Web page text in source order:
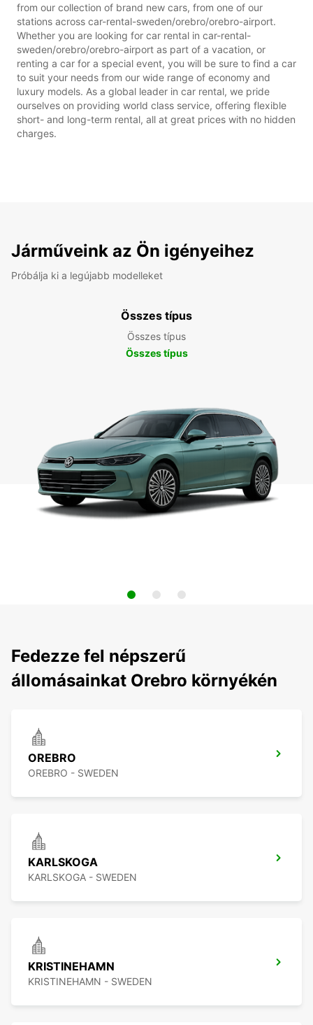
from our collection of brand new cars, from one of our
stations across car-rental-sweden/orebro/orebro-airport.
Whether you are looking for car rental in car-rental-
sweden/orebro/orebro-airport as part of a vacation, or
renting a car for a special event, you will be sure to find a car
to suit your needs from our wide range of economy and
luxury models. As a global leader in car rental, we pride
ourselves on providing world class service, offering flexible
short- and long-term rental, all at great prices with no hidden
charges.
Járműveink az Ön igényeihez
Próbálja ki a legújabb modelleket
Összes típus
Összes típus
Összes típus
Fedezze fel népszerű
állomásainkat Orebro környékén
OREBRO
OREBRO - SWEDEN
KARLSKOGA
KARLSKOGA - SWEDEN
KRISTINEHAMN
KRISTINEHAMN - SWEDEN